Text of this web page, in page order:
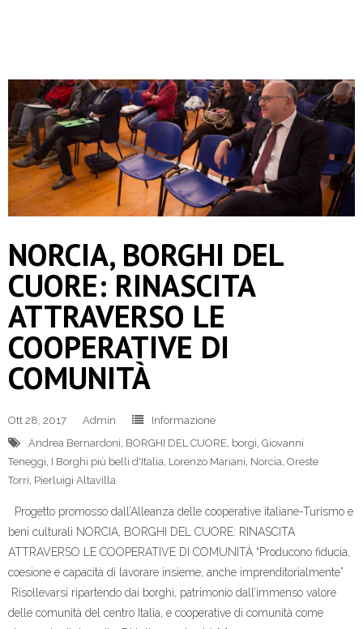
NORCIA, BORGHI DEL
CUORE: RINASCITA
ATTRAVERSO LE
COOPERATIVE DI
COMUNITÀ
Ott 28, 2017 Admin
Informazione
Andrea Bernardoni, BORGHI DEL CUORE, borgi, Giovanni
Teneggi, I Borghi più belli d'Italia, Lorenzo Mariani, Norcia, Oreste
Torri, Pierluigi Altavilla
Progetto promosso dall’Alleanza delle cooperative italiane-Turismo e
beni culturali NORCIA, BORGHI DEL CUORE: RINASCITA
ATTRAVERSO LE COOPERATIVE DI COMUNITÀ “Producono fiducia,
coesione e capacità di lavorare insieme, anche imprenditorialmente”
Risollevarsi ripartendo dai borghi, patrimonio dall’immenso valore
delle comunità del centro Italia, e cooperative di comunità come